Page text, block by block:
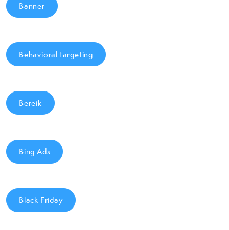
Banner
Behavioral targeting
Bereik
Bing Ads
Black Friday